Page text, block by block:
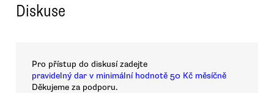
Diskuse
Pro přístup do diskusí zadejte
pravidelný dar v minimální hodnotě 50 Kč měsíčně
Děkujeme za podporu.